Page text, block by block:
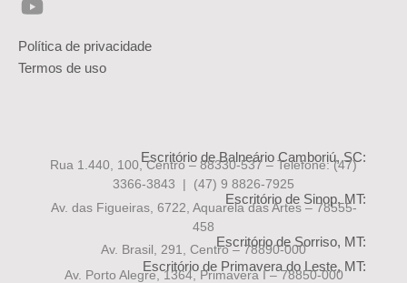
Política de privacidade
Termos de uso
Escritório de Balneário Camboriú, SC:
Rua 1.440, 100, Centro – 88330-537 – Telefone:(47)
3366-3843 | (47) 9 8826-7925
Escritório de Sinop, MT:
Av. das Figueiras, 6722, Aquarela das Artes – 78555-
458
Escritório de Sorriso, MT:
Av. Brasil, 291, Centro – 78890-000
Escritório de Primavera do Leste, MT:
Av. Porto Alegre, 1364, Primavera I – 78850-000